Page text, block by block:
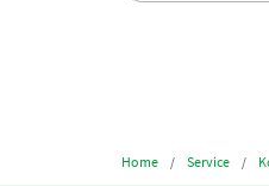
Home Service